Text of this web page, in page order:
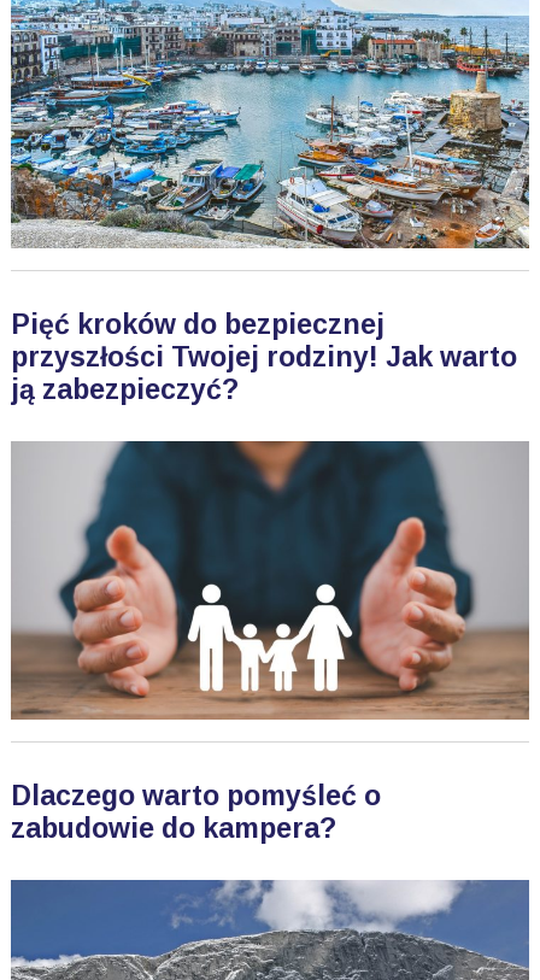
Pięć kroków do bezpiecznej
przyszłości Twojej rodziny! Jak warto
ją zabezpieczyć?
Dlaczego warto pomyśleć o
zabudowie do kampera?